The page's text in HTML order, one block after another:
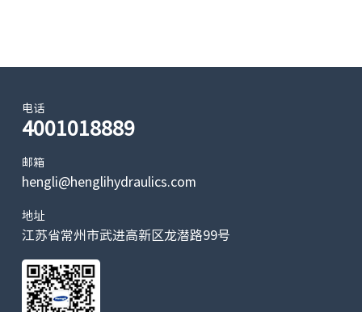
电话
4001018889
邮箱
hengli@henglihydraulics.com
地址
江苏省常州市武进高新区龙潜路99号